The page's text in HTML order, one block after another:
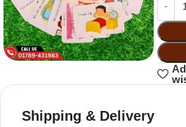
Shipping & Delivery